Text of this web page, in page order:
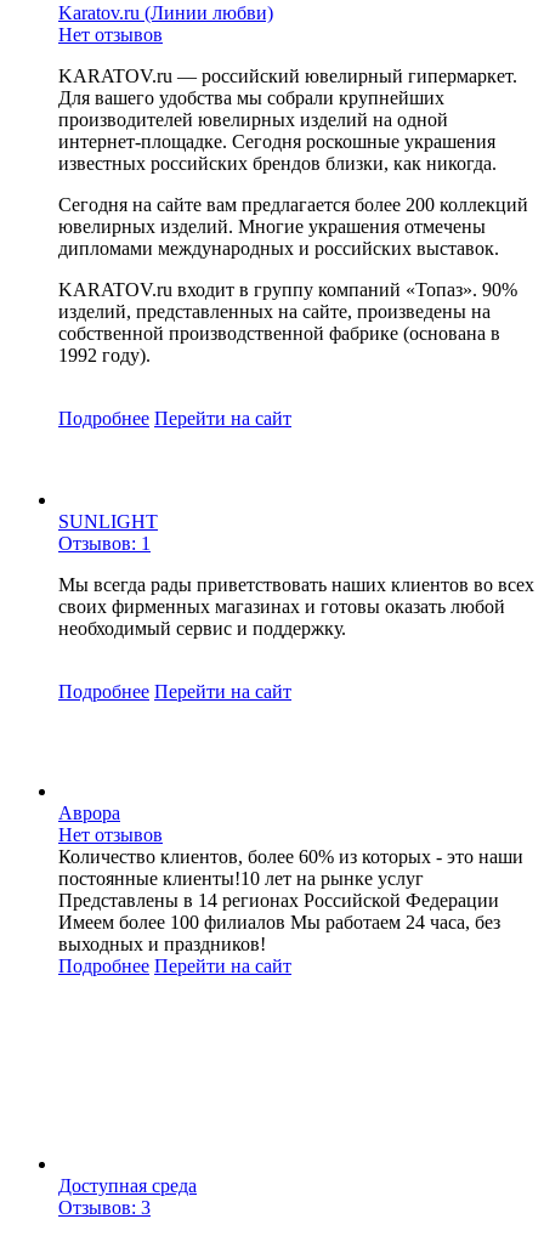
Karatov.ru (Линии любви)
Нет отзывов
KARATOV.ru — российский ювелирный гипермаркет.
Для вашего удобства мы собрали крупнейших
производителей ювелирных изделий на одной
интернет-площадке. Сегодня роскошные украшения
известных российских брендов близки, как никогда.
Сегодня на сайте вам предлагается более 200 коллекций
ювелирных изделий. Многие украшения отмечены
дипломами международных и российских выставок.
KARATOV.ru входит в группу компаний «Топаз». 90%
изделий, представленных на сайте, произведены на
собственной производственной фабрике (основана в
1992 году).
Подробнее Перейти на сайт
SUNLIGHT
Отзывов: 1
Мы всегда рады приветствовать наших клиентов во всех
своих фирменных магазинах и готовы оказать любой
необходимый сервис и поддержку.
Подробнее Перейти на сайт
Аврора
Нет отзывов
Количество клиентов, более 60% из которых - это наши
постоянные клиенты!10 лет на рынке услуг
Представлены в 14 регионах Российской Федерации
Имеем более 100 филиалов Мы работаем 24 часа, без
выходных и праздников!
Подробнее Перейти на сайт
Доступная среда
Отзывов: 3